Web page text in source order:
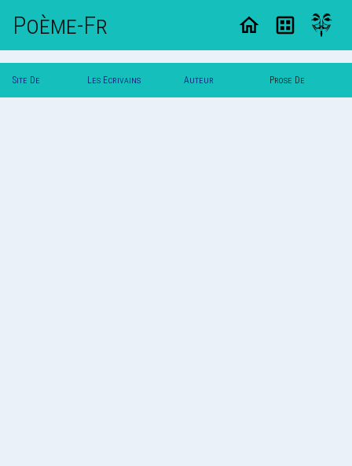
Poème-Fr
Site De Les Ecrivains Auteur Prose De